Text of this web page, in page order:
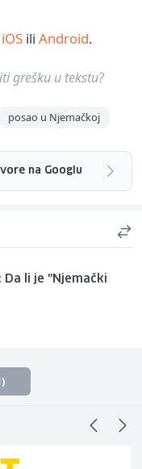
iOS ili Android.
grešku u tekstu?
posao u Njemačkoj
na Googlu
li je "Njemački